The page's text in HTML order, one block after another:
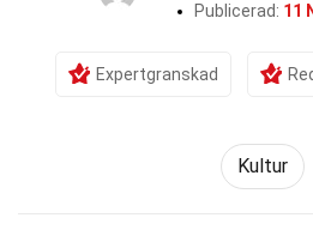
Publicerad: 11
Expertgranskad
Kultur